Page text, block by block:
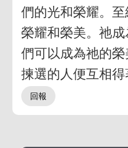
們的光和榮耀。
榮耀和榮美。祂
們可以成為祂的
揀選的人便互相得